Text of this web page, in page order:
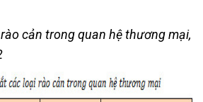
cản trong quan hệ thương mại,